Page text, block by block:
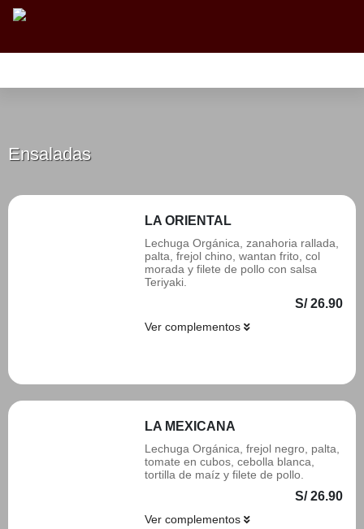
Ensaladas
LA ORIENTAL
Lechuga Orgánica, zanahoria rallada,
palta, frejol chino, wantan frito, col
morada y filete de pollo con salsa
Teriyaki.
S/ 26.90
Ver complementos
LA MEXICANA
Lechuga Orgánica, frejol negro, palta,
tomate en cubos, cebolla blanca,
tortilla de maíz y filete de pollo.
S/ 26.90
Ver complementos